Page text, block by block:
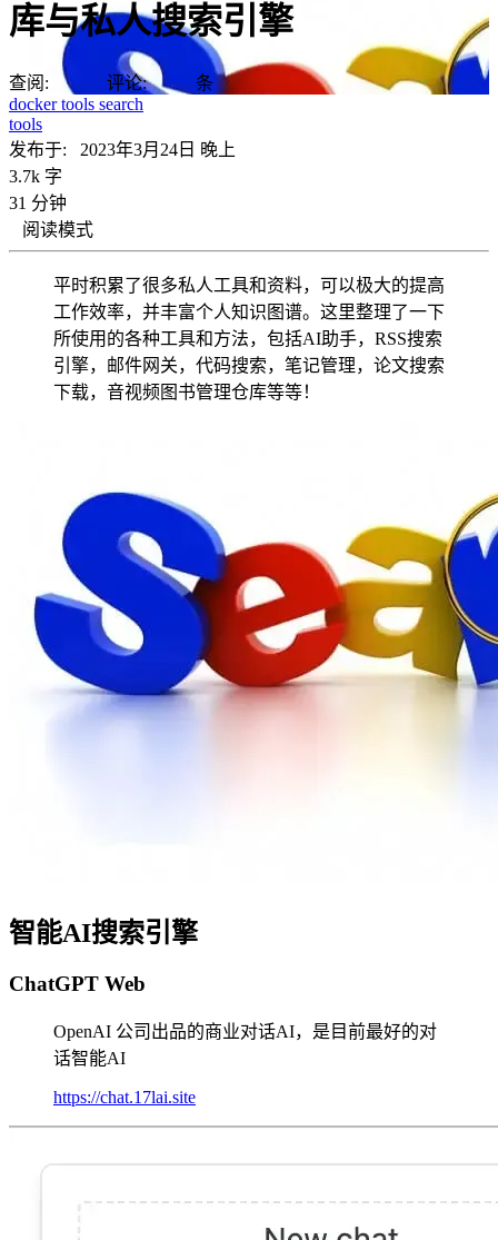
库与私人搜索引擎
查阅: 评论:
条
docker tools search
tools
发布于:
2023年3月24日 晚上
3.7k 字
31 分钟
阅读模式
平时积累了很多私人工具和资料，可以极大的提高
工作效率，并丰富个人知识图谱。这里整理了一下
所使用的各种工具和方法，包括AI助手，RSS搜索
引擎，邮件网关，代码搜索，笔记管理，论文搜索
下载，音视频图书管理仓库等等！
智能AI搜索引擎
ChatGPT Web
OpenAI 公司出品的商业对话AI，是目前最好的对
话智能AI
https://chat.17lai.site